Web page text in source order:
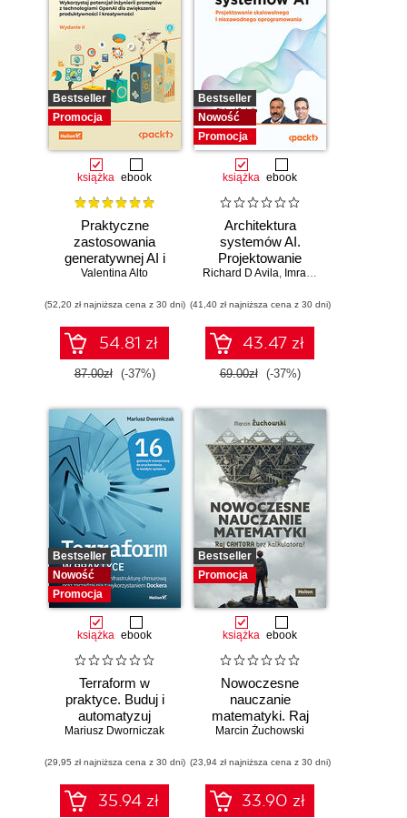
Bestseller
Promocja
książka ebook
Praktyczne
zastosowania
generatywnej AI i
ChatGPT.
potencjał inżynierii
promptów z
technologiami
OpenAI dla
zwiększenia
kreatywności.
Wydanie II
Valentina Alto
(52,20 zł najniższa cena z 30 dni)
54.81 zł
87.00zł (-37%)
Bestseller
Nowość
Promocja
książka ebook
Architektura
systemów AI.
Projektowanie
skalowalnego i
oprogramowania
Richard D Avila, Imran Ahmad
(41,40 zł najniższa cena z 30 dni)
43.47 zł
69.00zł (-37%)
Bestseller
Nowość
Promocja
książka ebook
Terraform w
praktyce. Buduj i
automatyzuj
infrastrukturę
zarządzaj nią z
wykorzystaniem
Dockera
Mariusz Dworniczak
(29,95 zł najniższa cena z 30 dni)
35.94 zł
Bestseller
Promocja
książka ebook
Nowoczesne
nauczanie
matematyki. Raj
Cantora bez
Marcin Żuchowski
(23,94 zł najniższa cena z 30 dni)
33.90 zł